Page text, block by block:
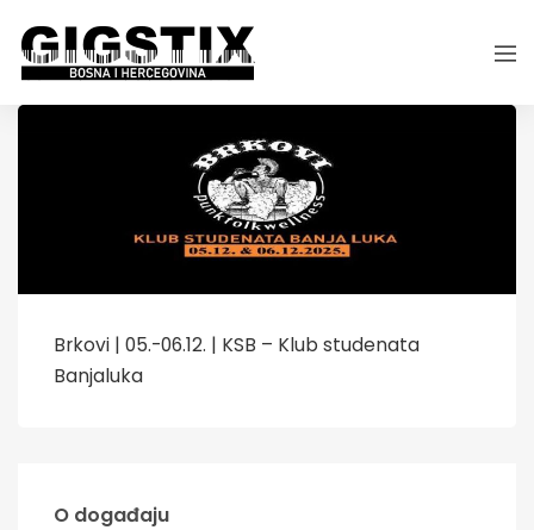
Brkovi | 05.-06.12. | KSB – Klub studenata
Banjaluka
O događaju